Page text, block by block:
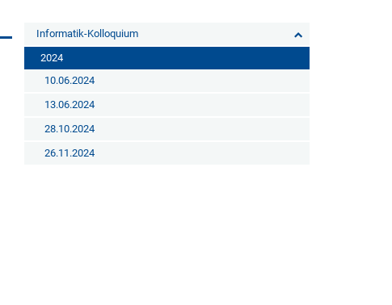
Informatik-Kolloquium
2024
10.06.2024
13.06.2024
28.10.2024
26.11.2024